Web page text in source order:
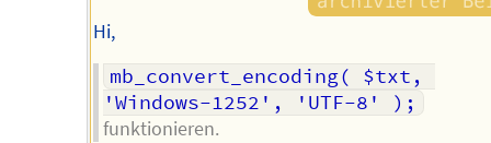
Hi,
mb_convert_encoding( $txt,
'Windows-1252', 'UTF-8' );
funktionieren.